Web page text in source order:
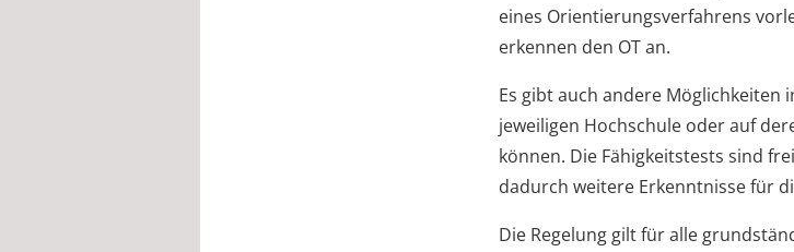
eines Orientierungsverfahrens
erkennen den OT an.
Es gibt auch andere Möglichkeiten
jeweiligen Hochschule oder auf
können. Die Fähigkeitstests sind
dadurch weitere Erkenntnisse für
Die Regelung gilt für alle